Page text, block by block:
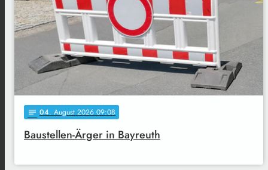
notes 04. August 2026 09:08
Baustellen-Ärger in Bayreuth